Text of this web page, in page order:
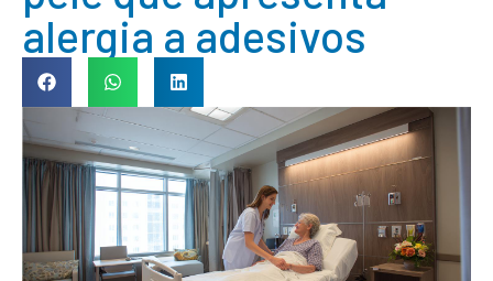
alergia a adesivos